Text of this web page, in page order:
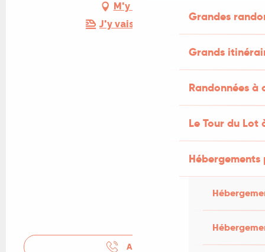
Grandes
Grands
Randonnées
Le Tour du Lot
M'y rendre
J'y vais en train !
APPELER